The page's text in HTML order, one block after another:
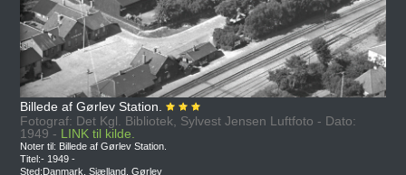
Billede af Gørlev Station.
Fotograf: Det Kgl. Bibliotek, Sylvest Jensen Luftfoto - Dato:
1949 - LINK til kilde.
Noter til: Billede af Gørlev Station.
Titel:- 1949 -
Sted:Danmark, Sjælland, Gørlev